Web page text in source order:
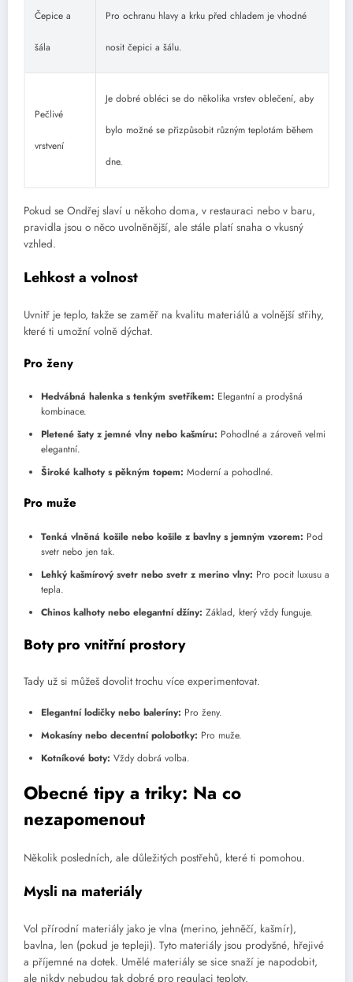
Čepice a
šála
Pro ochranu hlavy a krku před chladem je vhodné
nosit čepici a šálu.
Pečlivé
vrstvení
Je dobré obléci se do několika vrstev oblečení, aby
bylo možné se přizpůsobit různým teplotám během
dne.
Pokud se Ondřej slaví u někoho doma, v restauraci nebo v baru,
pravidla jsou o něco uvolněnější, ale stále platí snaha o vkusný
vzhled.
Lehkost a volnost
Uvnitř je teplo, takže se zaměř na kvalitu materiálů a volnější střihy,
které ti umožní volně dýchat.
Pro ženy
Hedvábná halenka s tenkým svetříkem: Elegantní a prodyšná
kombinace.
Pletené šaty z jemné vlny nebo kašmíru: Pohodlné a zároveň velmi
elegantní.
Široké kalhoty s pěkným topem: Moderní a pohodlné.
Pro muže
Tenká vlněná košile nebo košile z bavlny s jemným vzorem: Pod
svetr nebo jen tak.
Lehký kašmírový svetr nebo svetr z merino vlny: Pro pocit luxusu a
tepla.
Chinos kalhoty nebo elegantní džíny: Základ, který vždy funguje.
Boty pro vnitřní prostory
Tady už si můžeš dovolit trochu více experimentovat.
Elegantní lodičky nebo baleríny: Pro ženy.
Mokasíny nebo decentní polobotky: Pro muže.
Kotníkové boty: Vždy dobrá volba.
Obecné tipy a triky: Na co
nezapomenout
Několik posledních, ale důležitých postřehů, které ti pomohou.
Mysli na materiály
Vol přírodní materiály jako je vlna (merino, jehněčí, kašmír),
bavlna, len (pokud je tepleji). Tyto materiály jsou prodyšné, hřejivé
a příjemné na dotek. Umělé materiály se sice snaží je napodobit,
ale nikdy nebudou tak dobré pro regulaci teploty.